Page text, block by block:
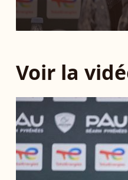
Voir la